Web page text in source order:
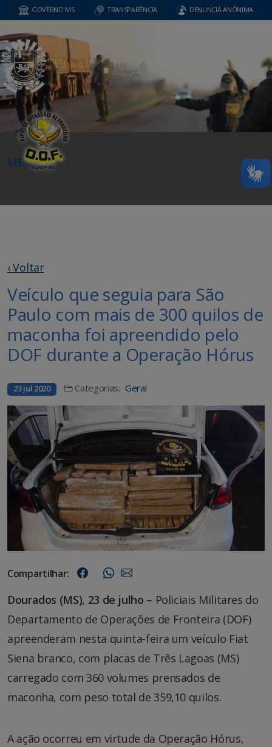
GOVERNO MS TRANSPARÊNCIA DENUNCIA ANÔNIMA
MENU
‹ Voltar
Veículo que seguia para São
Paulo com mais de 300 quilos de
maconha foi apreendido pelo
DOF durante a Operação Hórus
23 jul 2020 Categorias: Geral
Compartilhar:
Dourados (MS), 23 de julho – Policiais Militares do
Departamento de Operações de Fronteira (DOF)
apreenderam nesta quinta-feira um veículo Fiat
Siena branco, com placas de Três Lagoas (MS)
carregado com 360 volumes prensados de
maconha, com peso total de 359,10 quilos.
A ação ocorreu em virtude da Operação Hórus,